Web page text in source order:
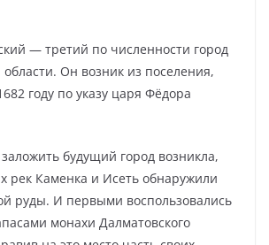
— третий по численности город
области. Он возник из поселения,
году по указу царя Фёдора
будущий город возникла,
рек Каменка и Исеть обнаружили
руды. И первыми воспользовались
монахи Далматовского